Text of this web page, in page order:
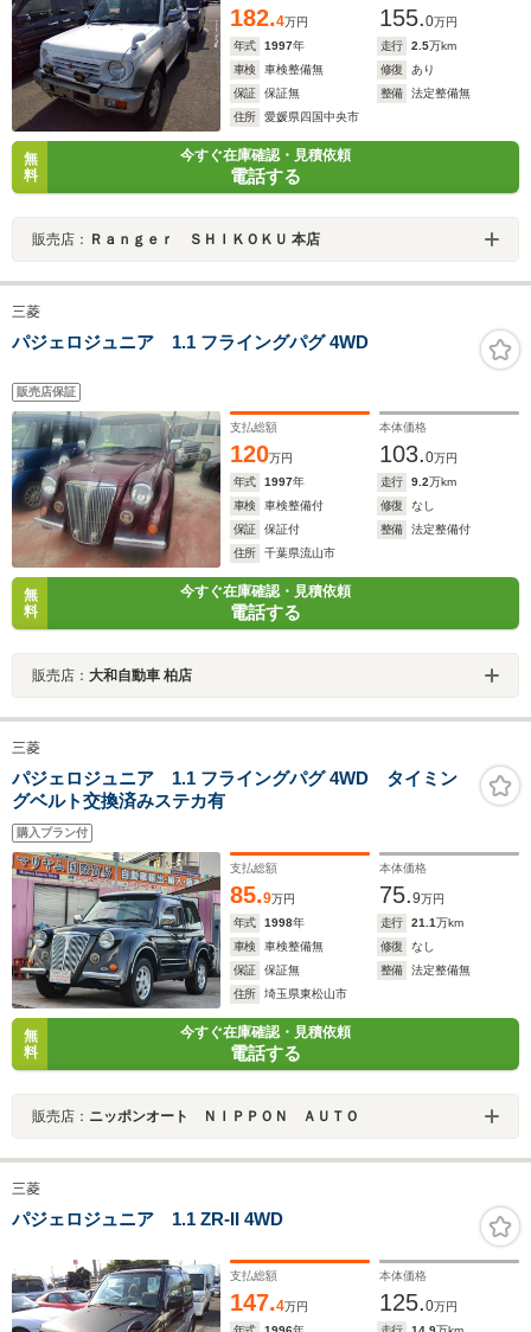
182.4万円 155.0万円
年式
1997年 走行 2.5万km
車検
車検整備無 修復
あり
保証
保証無 整備
法定整備無
住所
愛媛県四国中央市
無
料
今すぐ在庫確認・見積依頼
電話する
販売店： Ｒａｎｇｅｒ ＳＨＩＫＯＫＵ 本店
三菱
パジェロジュニア 1.1 フライングパグ 4WD
販売店保証
支払総額
120万円
本体価格
103.0万円
年式
1997年 走行 9.2万km
車検
車検整備付 修復
なし
保証
保証付 整備
法定整備付
住所
千葉県流山市
無
料
今すぐ在庫確認・見積依頼
電話する
販売店： 大和自動車 柏店
三菱
パジェロジュニア 1.1 フライングパグ 4WD タイミン
グベルト交換済みステカ有
購入プラン付
支払総額
85.9万円
本体価格
75.9万円
年式
1998年 走行 21.1万km
車検
車検整備無 修復
なし
保証
保証無 整備
法定整備無
住所
埼玉県東松山市
無
料
今すぐ在庫確認・見積依頼
電話する
販売店： ニッポンオート ＮＩＰＰＯＮ ＡＵＴＯ
三菱
パジェロジュニア 1.1 ZR-II 4WD
支払総額
147.4万円
本体価格
125.0万円